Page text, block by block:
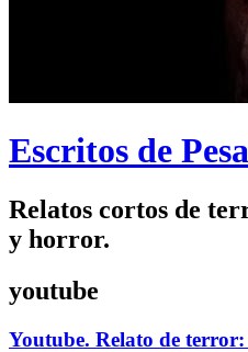
Escritos de
Relatos cortos de
y horror.
youtube
Youtube. Relato de